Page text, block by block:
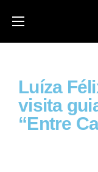
Luíza
visita
“Entre